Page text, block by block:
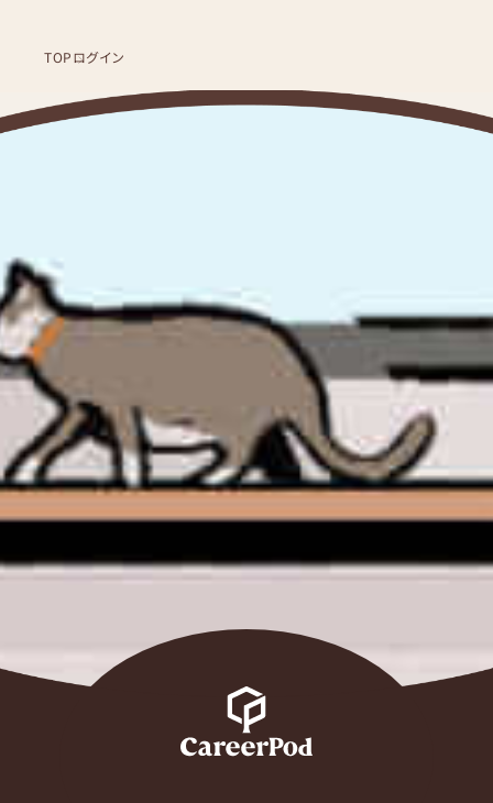
TOPログイン